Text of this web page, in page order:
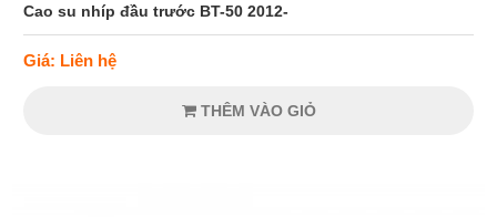
Cao su nhíp đầu trước BT-50 2012-
Giá: Liên hệ
THÊM VÀO GIỎ